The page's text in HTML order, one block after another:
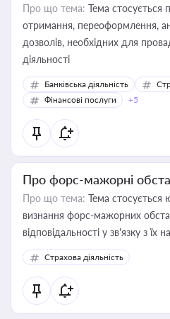
Про що тема: Тема стосується
отримання, переоформлення,
дозволів, необхідних для
діяльності
Банківська діяльність
Фінансові послуги
+5
Про форс-мажорні
Про що тема: Тема стосується
визнання форс-мажорних
відповідальності у зв'язку з їх
Страхова діяльність